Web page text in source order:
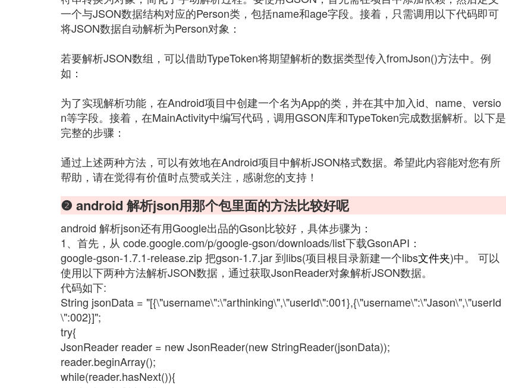
一个与JSON数据结构对应的Person类，包括name和age字段。接着，只需调用以下代码即可
将JSON数据自动解析为Person对象：
若要解析JSON数组，可以借助TypeToken将期望解析的数据类型传入fromJson()方法中。例
如：
为了实现解析功能，在Android项目中创建一个名为App的类，并在其中加入id、name、versio
n等字段。接着，在MainActivity中编写代码，调用GSON库和TypeToken完成数据解析。以下是
完整的步骤：
通过上述两种方法，可以有效地在Android项目中解析JSON格式数据。希望此内容能对您有所
帮助，请在觉得有价值时点赞或关注，感谢您的支持！
❷ android 解析json用那个包里面的方法比较好呢
android 解析json还有用Google出品的Gson比较好，具体步骤为：
1、首先，从 code.google.com/p/google-gson/downloads/list下载GsonAPI：
google-gson-1.7.1-release.zip 把gson-1.7.jar 到libs(项目根目录新建一个libs文件夹)中。 可以
使用以下两种方法解析JSON数据，通过获取JsonReader对象解析JSON数据。
代码如下:
String jsonData = "[{\"username\":\"arthinking\",\"userId\":001},{\"username\":\"Jason\",\"userId
\":002}]";
try{
JsonReader reader = new JsonReader(new StringReader(jsonData));
reader.beginArray();
while(reader.hasNext()){